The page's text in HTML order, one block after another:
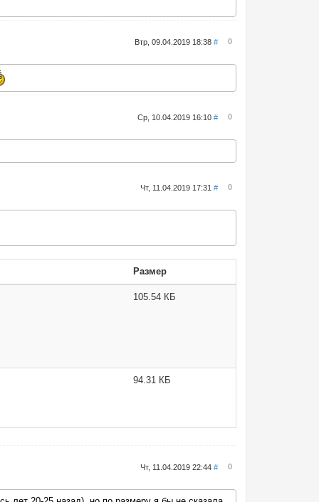
Втр, 09.04.2019 18:38# 0
Ср, 10.04.2019 16:10# 0
Чт, 11.04.2019 17:31# 0
Размер
105.54 КБ
94.31 КБ
Чт, 11.04.2019 22:44# 0